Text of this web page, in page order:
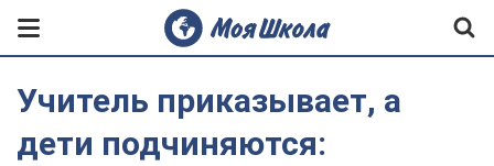
Учитель приказывает, а
дети подчиняются: